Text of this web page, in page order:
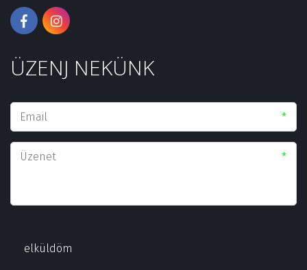
ÜZENJ NEKÜNK
*
*
elküldöm